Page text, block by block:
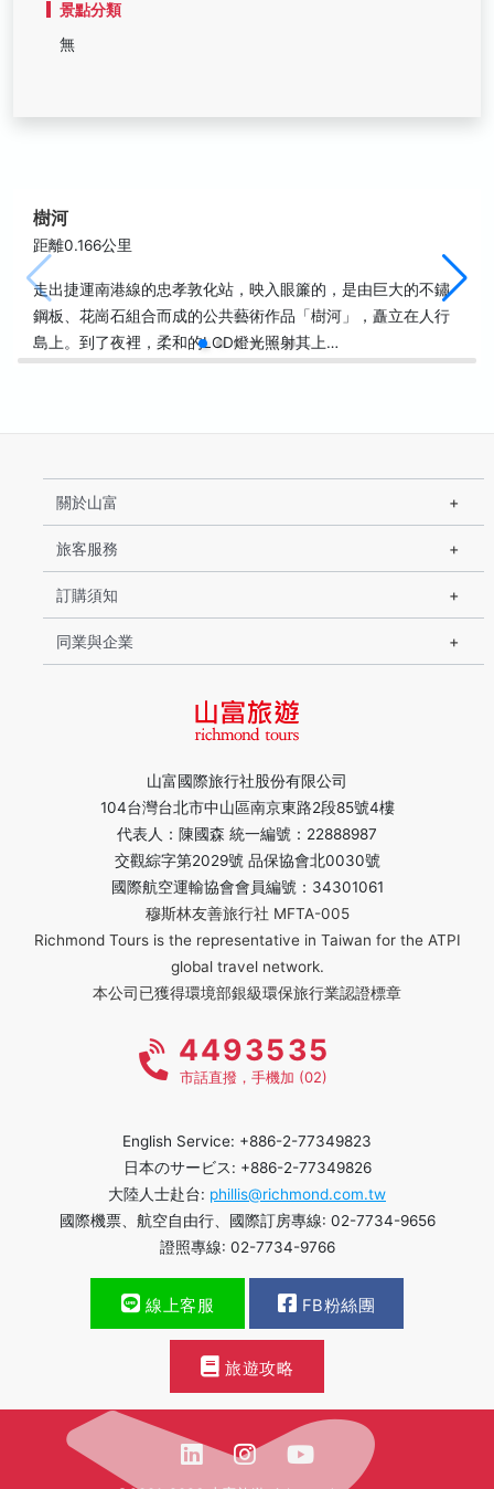
景點分類
無
樹河
距離0.166公里
走出捷運南港線的忠孝敦化站，映入眼簾的，是由巨大的不鏽
鋼板、花崗石組合而成的公共藝術作品「樹河」，矗立在人行
島上。到了夜裡，柔和的LCD燈光照射其上…
山富國際旅行社股份有限公司
104台灣台北市中山區南京東路2段85號4樓
代表人：陳國森 統一編號：22888987
交觀綜字第2029號 品保協會北0030號
國際航空運輸協會會員編號：34301061
穆斯林友善旅行社 MFTA-005
Richmond Tours is the representative in Taiwan for the ATPI
global travel network.
本公司已獲得環境部銀級環保旅行業認證標章
關於山富
旅客服務
訂購須知
同業與企業
4493535
市話直撥，手機加 (02)
English Service: +886-2-77349823
日本のサービス: +886-2-77349826
大陸人士赴台: phillis@richmond.com.tw
國際機票、航空自由行、國際訂房專線: 02-7734-9656
證照專線: 02-7734-9766
線上客服 FB粉絲團
旅遊攻略